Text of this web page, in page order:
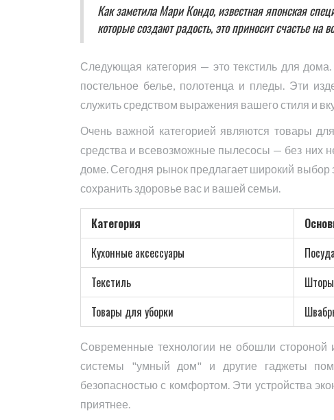
Как заметила Мари Кондо, известная японская
которые создают радость, это приносит счастье на
Следующая категория — это текстиль для
постельное белье, полотенца и пледы. Эти
служить средством выражения вашего стиля и
Очень важной категорией являются товары
средства и всевозможные пылесосы — без них
доме. Сегодня рынок предлагает широкий выбор
сохранить здоровье вас и вашей семьи.
Категория
Кухонные аксессуары
Текстиль
Товары для уборки
Современные технологии не обошли стороной
системы "умный дом" и другие гаджеты
безопасностью с комфортом. Эти устройства
приятнее.